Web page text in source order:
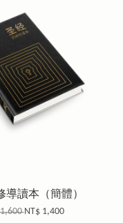
導讀本（簡體）
NT$ 1,400